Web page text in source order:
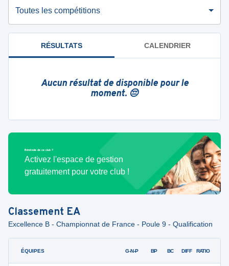
Toutes les compétitions
RÉSULTATS CALENDRIER
Aucun résultat de disponible pour le
moment. 😔
Bénévole de ce club ?
Activez l'espace de gestion
gratuitement pour votre club !
Classement EA
Excellence B - Championnat de France - Poule 9 - Qualification
ÉQUIPES G-N-P BP BC DIFF RATIO